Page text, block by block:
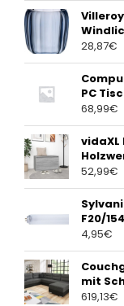
28,87€
PC
68,99€
vidaXL
52,99€
F20/
4,95€
mit
619,13€